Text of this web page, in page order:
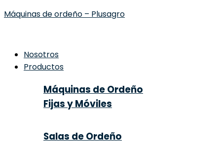
Máquinas de ordeño – Plusagro
Nosotros
Productos
Máquinas de Ordeño
Fijas y Móviles
Salas de Ordeño